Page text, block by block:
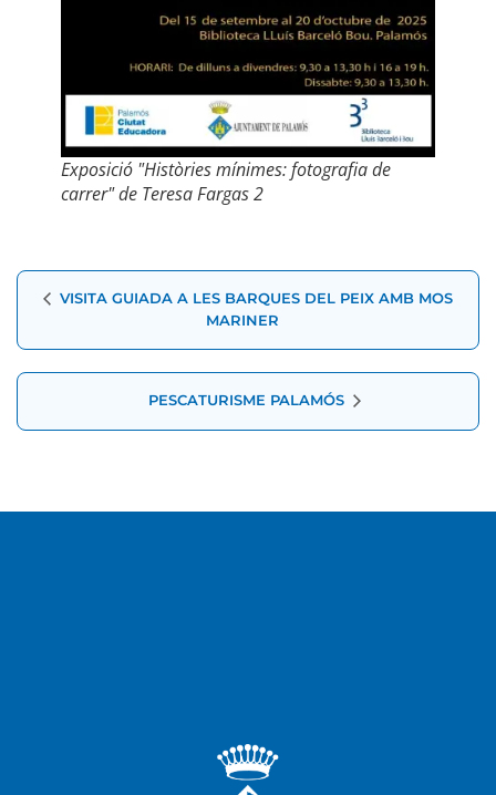
Exposició "Històries mínimes: fotografia de
carrer" de Teresa Fargas 2
Navegació
d'Esdeveniment
VISITA GUIADA A LES BARQUES DEL PEIX AMB MOS
MARINER
PESCATURISME PALAMÓS